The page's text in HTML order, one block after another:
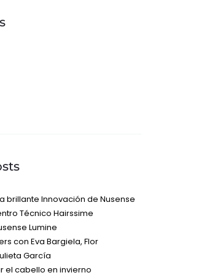
brillante Innovación de Nusense
Técnico Hairssime
Lumine
con Eva Bargiela, Flor
García
el cabello en invierno